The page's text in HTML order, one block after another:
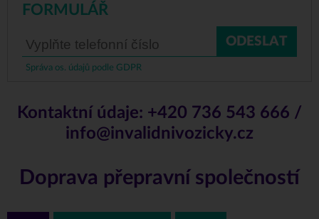
FORMULÁŘ
ODESLAT
Správa os. údajů podle GDPR
Kontaktní údaje: +420 736 543 666 /
info@invalidnivozicky.cz
Doprava přepravní společností